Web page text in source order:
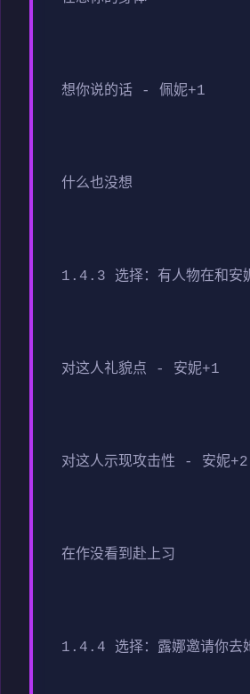
想你说的话 - 佩妮+1
什么也没想
1.4.3 选择：有人物在和安
对这人礼貌点 - 安妮+1
对这人示现攻击性 - 安妮+2
在作没看到赴上习
1.4.4 选择：露娜邀请你去